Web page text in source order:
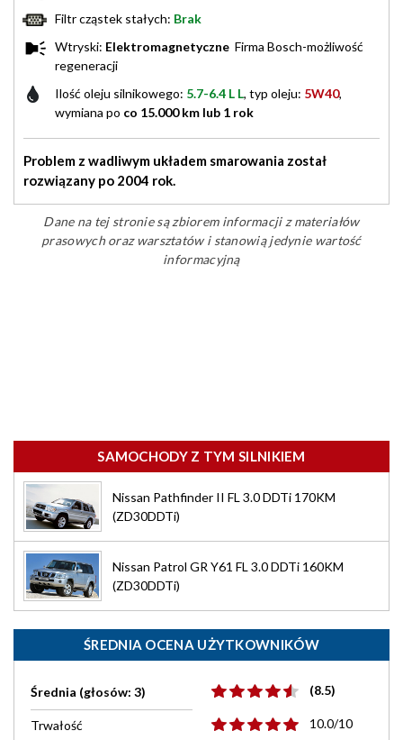
Filtr cząstek stałych: Brak
Wtryski: Elektromagnetyczne Firma Bosch-możliwość
regeneracji
Ilość oleju silnikowego: 5.7-6.4 L L, typ oleju: 5W40,
wymiana po co 15.000 km lub 1 rok
Problem z wadliwym układem smarowania został
rozwiązany po 2004 rok.
Dane na tej stronie są zbiorem informacji z materiałów
prasowych oraz warsztatów i stanowią jedynie wartość
informacyjną
SAMOCHODY Z TYM SILNIKIEM
Nissan Pathfinder II FL 3.0 DDTi 170KM
(ZD30DDTi)
Nissan Patrol GR Y61 FL 3.0 DDTi 160KM
(ZD30DDTi)
ŚREDNIA OCENA UŻYTKOWNIKÓW
Średnia (głosów: 3) (8.5)
Trwałość
10.0/10